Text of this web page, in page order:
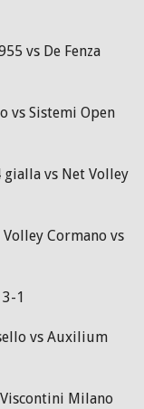
vs De Fenza
vs Sistemi Open
gialla vs Net Volley
Cormano vs
1
vs Auxilium
Milano